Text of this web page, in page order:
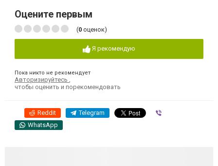
Оцените первым
(0 оценок)
Я рекомендую
Пока никто не рекомендует
Авторизируйтесь
чтобы оценить и порекомендовать
Reddit Telegram
WhatsApp